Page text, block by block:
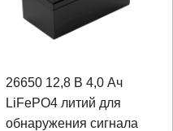
26650 12,8 В 4,0 Ач
LiFePO4 литий для
обнаружения сигнала